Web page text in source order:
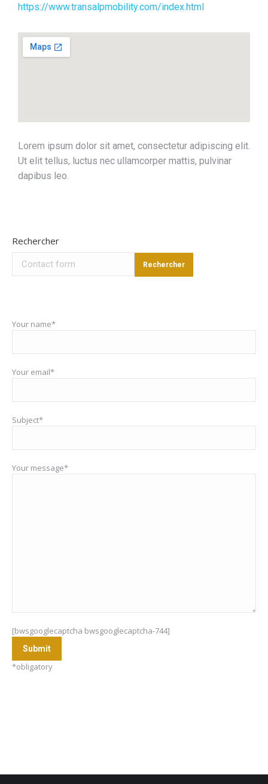
https://www.transalpmobility.com/index.html
Lorem ipsum dolor sit amet, consectetur adipiscing elit.
Ut elit tellus, luctus nec ullamcorper mattis, pulvinar
dapibus leo.
Rechercher
Rechercher
Your name*
Your email*
Subject*
Your message*
[bwsgooglecaptcha bwsgooglecaptcha-744]
*obligatory